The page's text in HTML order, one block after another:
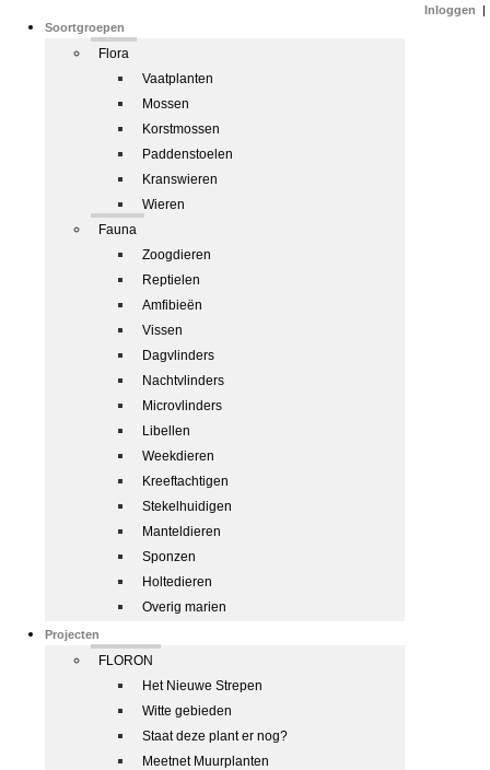
Soortgroepen
Flora
Vaatplanten
Mossen
Korstmossen
Paddenstoelen
Kranswieren
Wieren
Fauna
Zoogdieren
Reptielen
Amfibieën
Vissen
Dagvlinders
Nachtvlinders
Microvlinders
Libellen
Weekdieren
Kreeftachtigen
Stekelhuidigen
Manteldieren
Sponzen
Holtedieren
Overig marien
Projecten
FLORON
Het Nieuwe Strepen
Witte gebieden
Staat deze plant er nog?
Meetnet Muurplanten
Inloggen |